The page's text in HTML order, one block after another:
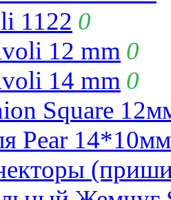
1122 0
12 mm 0
14 mm 0
Square
Pear